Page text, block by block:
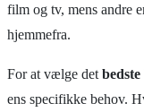
film og tv, mens andre
hjemmefra.
For at vælge det
ens specifikke behov.